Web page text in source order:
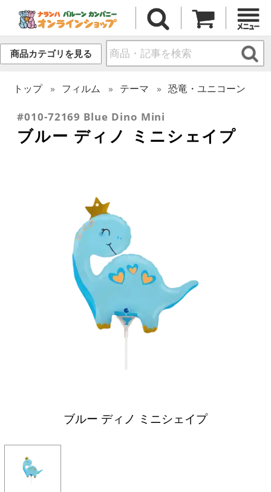
商品カテゴリを見る
トップ フィルム テーマ 恐竜・ユニコーン
#010-72169 Blue Dino Mini
ブルー ディノ ミニシェイプ
ブルー ディノ ミニシェイプ